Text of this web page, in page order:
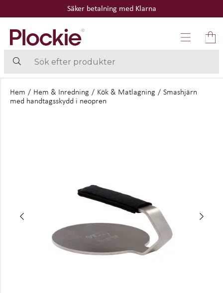
Säker betalning med Klarna
Hem / Hem & Inredning / Kök & Matlagning / Smashjärn
med handtagsskydd i neopren